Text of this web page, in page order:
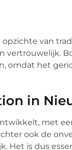
van
vertrouwelijk.
omdat het
in
met
ook de
Het is dus